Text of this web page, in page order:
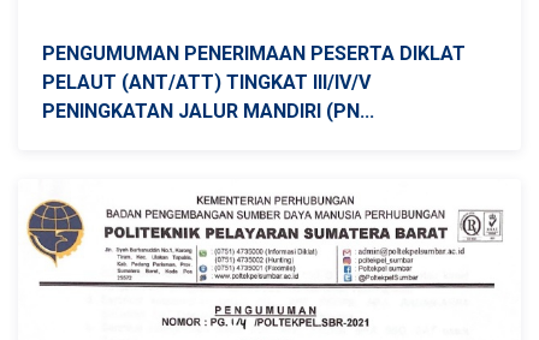
PENGUMUMAN PENERIMAAN PESERTA DIKLAT
PELAUT (ANT/ATT) TINGKAT III/IV/V
PENINGKATAN JALUR MANDIRI (PN...